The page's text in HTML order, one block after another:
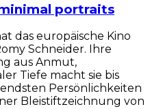
portraits
das europäische Kino
Schneider. Ihre
aus Anmut,
Tiefe macht sie bis
Persönlichkeiten
Bleistiftzeichnung von